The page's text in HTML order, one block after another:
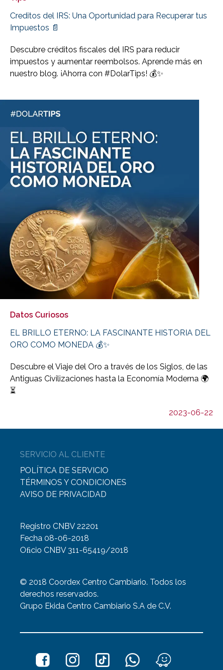
Creditos del IRS: Una Oportunidad para Recuperar tus
Impuestos 📄
Descubre créditos fiscales del IRS para reducir
impuestos y aumentar reembolsos. Aprende más en
nuestro blog. ¡Ahorra con #DolarTips! 💰✨
Datos Curiosos
EL BRILLO ETERNO: LA FASCINANTE HISTORIA DEL
ORO COMO MONEDA 💰✨
Descubre el Viaje del Oro a través de los Siglos, de las
Antiguas Civilizaciones hasta la Economía Moderna 🌍
⏳
2023-06-22
SERVICIO AL CLIENTE
POLÍTICA DE SERVICIO
TÉRMINOS Y CONDICIONES
AVISO DE PRIVACIDAD
Registro CNBV 22201
Fecha 08-06-2018
Oﬁcio CNBV 311-65419/2018
© 2018 Coordex Centro Cambiario. Todos los
derechos reservados.
Grupo Ekida Centro Cambiario S.A de C.V.